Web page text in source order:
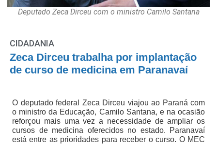
Deputado Zeca Dirceu com o ministro Camilo Santana
CIDADANIA
Zeca Dirceu trabalha por implantação
de curso de medicina em Paranavaí
O deputado federal Zeca Dirceu viajou ao Paraná com
o ministro da Educação, Camilo Santana, e na ocasião
reforçou mais uma vez a necessidade de ampliar os
cursos de medicina oferecidos no estado. Paranavaí
está entre as prioridades para receber o curso. O MEC